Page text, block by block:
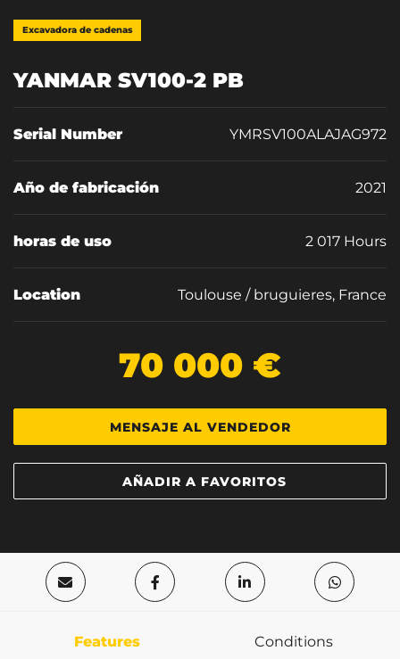
Excavadora de cadenas
YANMAR SV100-2 PB
Serial Number YMRSV100ALAJAG972
Año de fabricación 2021
horas de uso 2 017 Hours
Location Toulouse / bruguieres, France
70 000 €
MENSAJE AL VENDEDOR
AÑADIR A FAVORITOS
Features Conditions